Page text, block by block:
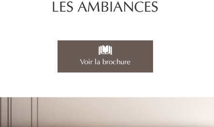
LES AMBIANCES
Voir la brochure